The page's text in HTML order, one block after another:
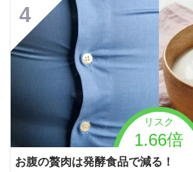
リスク
1.66倍
4
お腹の贅肉は発酵食品で減る！